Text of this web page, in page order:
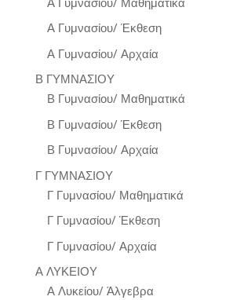
Α Γυμνασίου/ Έκθεση
Α Γυμνασίου/ Αρχαία
Β ΓΥΜΝΑΣΙΟΥ
Β Γυμνασίου/ Μαθηματικά
Β Γυμνασίου/ Έκθεση
Β Γυμνασίου/ Αρχαία
Γ ΓΥΜΝΑΣΙΟΥ
Γ Γυμνασίου/ Μαθηματικά
Γ Γυμνασίου/ Έκθεση
Γ Γυμνασίου/ Αρχαία
Α ΛΥΚΕΙΟΥ
Α Λυκείου/ Άλγεβρα